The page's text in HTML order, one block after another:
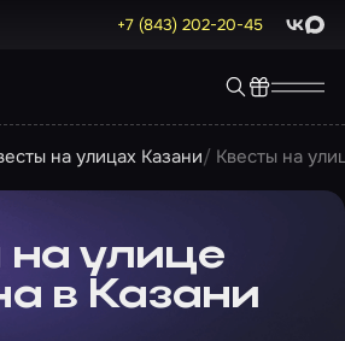
+7 (843) 202-20-45 Max
на улицах Казани Квесты на
улице
в Казани